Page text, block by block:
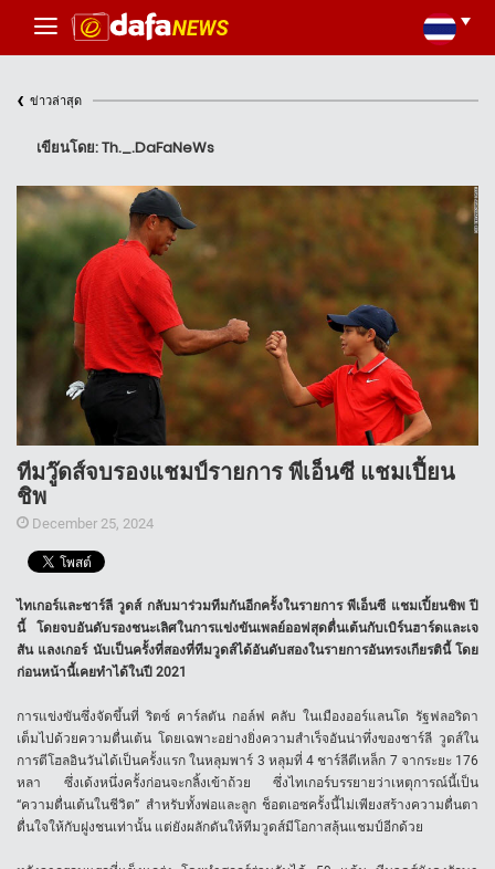
‹ ข่าวล่าสุด
เขียนโดย: Th._.DaFaNeWs
ทีมวู๊ดส์จบรองแชมป์รายการ พีเอ็นซี แชมเปี้ยน
ชิพ
December 25, 2024
ไทเกอร์และชาร์ลี วูดส์ กลับมาร่วมทีมกันอีกครั้งในรายการ พีเอ็นซี แชมเปี้ยนชิพ ปี
นี้ โดยจบอันดับรองชนะเลิศในการแข่งขันเพลย์ออฟสุดตื่นเต้นกับเบิร์นฮาร์ดและเจ
สัน แลงเกอร์ นับเป็นครั้งที่สองที่ทีมวูดส์ได้อันดับสองในรายการอันทรงเกียรตินี้ โดย
ก่อนหน้านี้เคยทำได้ในปี 2021
การแข่งขันซึ่งจัดขึ้นที่ ริตซ์ คาร์ลตัน กอล์ฟ คลับ ในเมืองออร์แลนโด รัฐฟลอริดา
เต็มไปด้วยความตื่นเต้น โดยเฉพาะอย่างยิ่งความสำเร็จอันน่าทึ่งของชาร์ลี วูดส์ใน
การตีโฮลอินวันได้เป็นครั้งแรก ในหลุมพาร์ 3 หลุมที่ 4 ชาร์ลีตีเหล็ก 7 จากระยะ 176
หลา ซึ่งเด้งหนึ่งครั้งก่อนจะกลิ้งเข้าถ้วย ซึ่งไทเกอร์บรรยายว่าเหตุการณ์นี้เป็น
“ความตื่นเต้นในชีวิต” สำหรับทั้งพ่อและลูก ช็อตเอซครั้งนี้ไม่เพียงสร้างความตื่นตา
ตื่นใจให้กับฝูงชนเท่านั้น แต่ยังผลักดันให้ทีมวูดส์มีโอกาสลุ้นแชมป์อีกด้วย